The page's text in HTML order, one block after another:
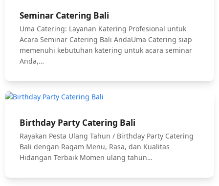
Seminar Catering Bali
Uma Catering: Layanan Katering Profesional untuk
Acara Seminar Catering Bali AndaUma Catering siap
memenuhi kebutuhan katering untuk acara seminar
Anda,…
Birthday Party Catering Bali
Rayakan Pesta Ulang Tahun / Birthday Party Catering
Bali dengan Ragam Menu, Rasa, dan Kualitas
Hidangan Terbaik Momen ulang tahun…